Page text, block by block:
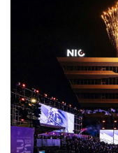
sống thực, phục vụ